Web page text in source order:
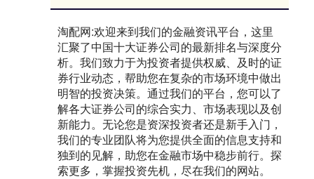
淘配网:欢迎来到我们的金融资讯平台，这里
汇聚了中国十大证券公司的最新排名与深度分
析。我们致力于为投资者提供权威、及时的证
券行业动态，帮助您在复杂的市场环境中做出
明智的投资决策。通过我们的平台，您可以了
解各大证券公司的综合实力、市场表现以及创
新能力。无论您是资深投资者还是新手入门，
我们的专业团队将为您提供全面的信息支持和
独到的见解，助您在金融市场中稳步前行。探
索更多，掌握投资先机，尽在我们的网站。